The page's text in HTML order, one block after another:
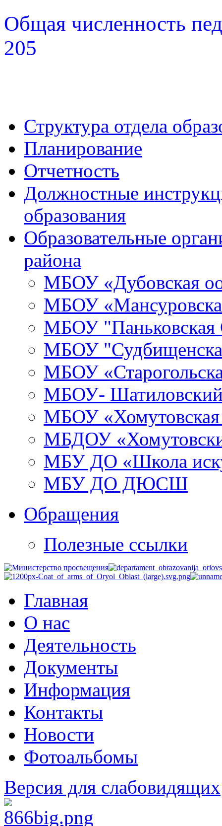
Общая численность
205
Структура отдела
Планирование
Отчетность
Должностные
образования
Образовательные
района
МБОУ «Дубовская
МБОУ
МБОУ
МБОУ
МБОУ
МБОУ-
МБОУ
МБДОУ
МБУ ДО «Школа
МБУ ДО ДЮСШ
Обращения
Полезные ссылки
Главная
О нас
Деятельность
Документы
Информация
Контакты
Новости
Фотоальбомы
Версия для слабовидящих